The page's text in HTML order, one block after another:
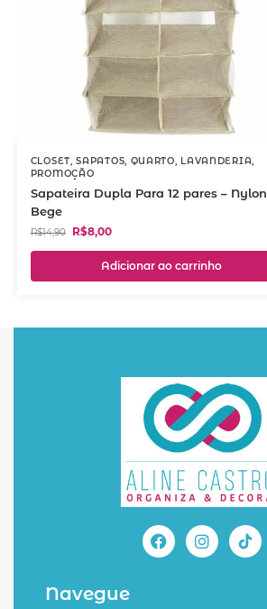
CLOSET,SAPATOS, QUARTO, LAVANDERIA,
PROMOÇÃO
Sapateira Dupla Para 12 pares – Nylon
Bege
R$14,90 R$8,00
Adicionar ao carrinho
Navegue